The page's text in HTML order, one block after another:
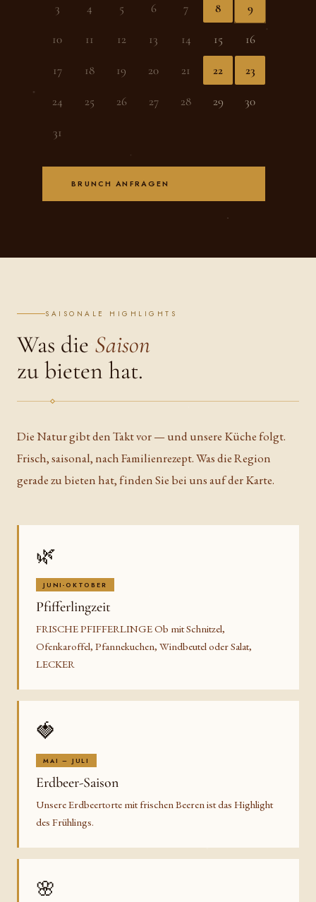
3 4 5 6 7 8 9
10 11 12 13 14 15 16
17 18 19 20 21 22 23
24 25 26 27 28 29 30
31
BRUNCH ANFRAGEN
SAISONALE HIGHLIGHTS
Was die Saison
zu bieten hat.
Die Natur gibt den Takt vor — und unsere Küche folgt.
Frisch, saisonal, nach Familienrezept. Was die Region
gerade zu bieten hat, finden Sie bei uns auf der Karte.
🌿
JUNI-OKTOBER
Pfifferlingzeit
FRISCHE PFIFFERLINGE Ob mit Schnitzel,
Ofenkaroffel, Pfannekuchen, Windbeutel oder Salat,
LECKER
🍓
MAI – JULI
Erdbeer-Saison
Unsere Erdbeertorte mit frischen Beeren ist das Highlight
des Frühlings.
🌸